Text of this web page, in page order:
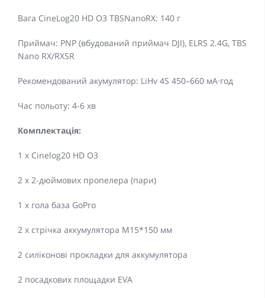
Вага CineLog20 HD O3 TBSNanoRX: 140 г
Приймач: PNP (вбудований приймач DJI), ELRS 2.4G, TBS
Nano RX/RXSR
Рекомендований акумулятор: LiHv 4S 450–660 мА·год
Час польоту: 4-6 хв
Комплектація:
1 х Cinelog20 HD O3
2 х 2-дюймових пропелера (пари)
1 х гола база GoPro
2 х стрічка аккумулятора M15*150 мм
2 силіконові прокладки для аккумулятора
2 посадкових площадки EVA